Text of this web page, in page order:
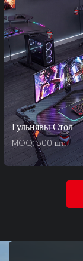
Гульнявы ​​стол
MOQ: 500 шт.